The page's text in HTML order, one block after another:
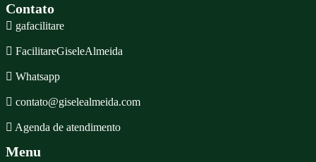
Contato
gafacilitare
FacilitareGiseleAlmeida
Whatsapp
contato@giselealmeida.com
Agenda de atendimento
Menu